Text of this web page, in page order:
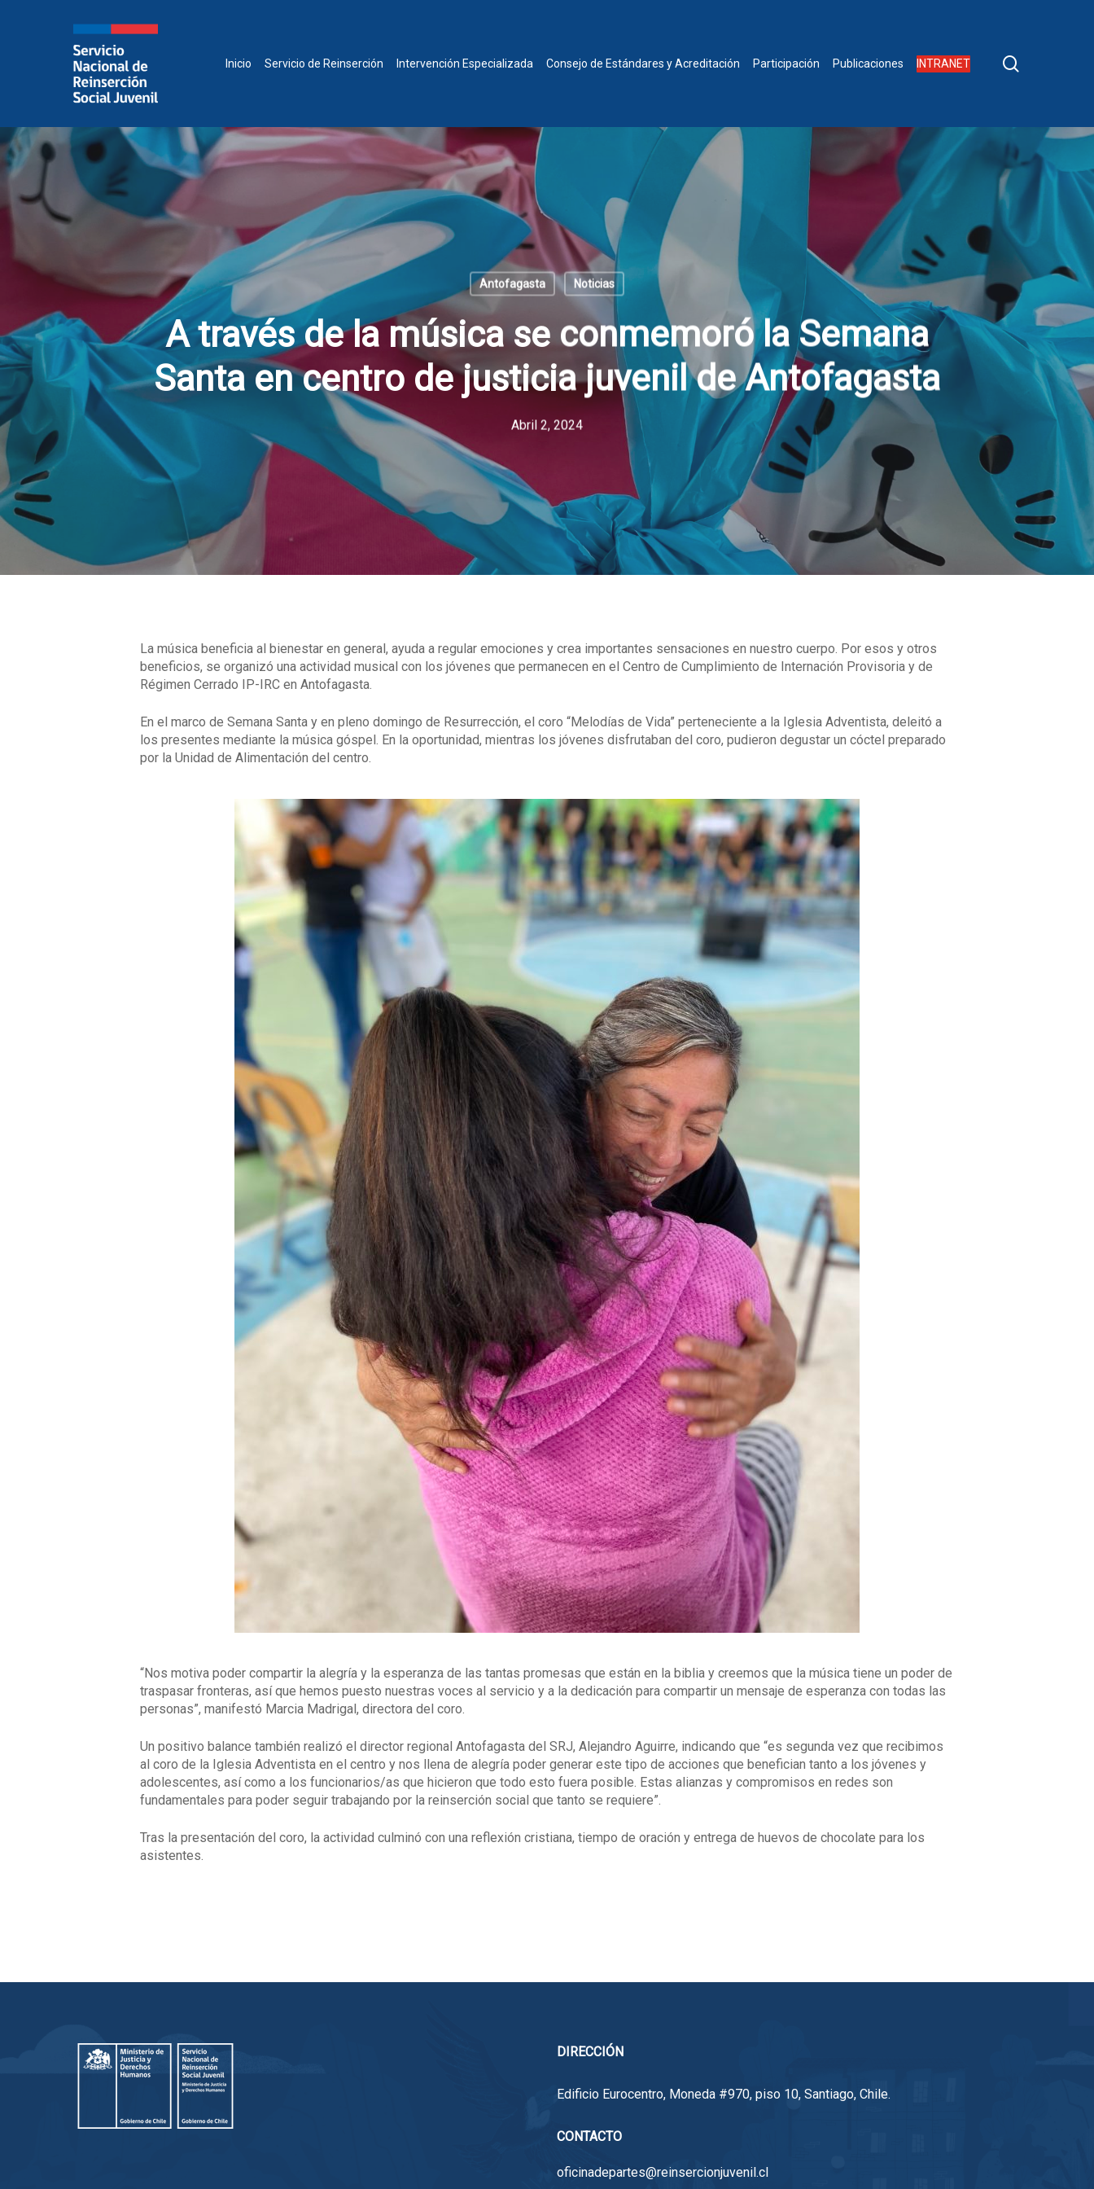
Presiona ENTER para buscar el texto o ESC para salir
Inicio Servicio de Reinserción Intervención Especializada Consejo de Estándares y Acreditación Participación Publicaciones INTRANET
Antofagasta Noticias
A través de la música se conmemoró la Semana
Santa en centro de justicia juvenil de Antofagasta
Abril 2, 2024
La música beneficia al bienestar en general, ayuda a regular emociones y crea importantes sensaciones en nuestro cuerpo. Por esos y otros
beneficios, se organizó una actividad musical con los jóvenes que permanecen en el Centro de Cumplimiento de Internación Provisoria y de
Régimen Cerrado IP-IRC en Antofagasta.
En el marco de Semana Santa y en pleno domingo de Resurrección, el coro “Melodías de Vida” perteneciente a la Iglesia Adventista, deleitó a
los presentes mediante la música góspel. En la oportunidad, mientras los jóvenes disfrutaban del coro, pudieron degustar un cóctel preparado
por la Unidad de Alimentación del centro.
“Nos motiva poder compartir la alegría y la esperanza de las tantas promesas que están en la biblia y creemos que la música tiene un poder de
traspasar fronteras, así que hemos puesto nuestras voces al servicio y a la dedicación para compartir un mensaje de esperanza con todas las
personas”, manifestó Marcia Madrigal, directora del coro.
Un positivo balance también realizó el director regional Antofagasta del SRJ, Alejandro Aguirre, indicando que “es segunda vez que recibimos
al coro de la Iglesia Adventista en el centro y nos llena de alegría poder generar este tipo de acciones que benefician tanto a los jóvenes y
adolescentes, así como a los funcionarios/as que hicieron que todo esto fuera posible. Estas alianzas y compromisos en redes son
fundamentales para poder seguir trabajando por la reinserción social que tanto se requiere”.
Tras la presentación del coro, la actividad culminó con una reflexión cristiana, tiempo de oración y entrega de huevos de chocolate para los
asistentes.
DIRECCIÓN
Edificio Eurocentro, Moneda #970, piso 10, Santiago, Chile.
CONTACTO
oficinadepartes@reinsercionjuvenil.cl